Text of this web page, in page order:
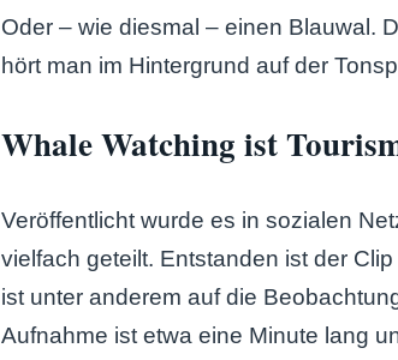
Oder – wie diesmal – einen Blauwal.
hört man im Hintergrund auf der
Whale Watching ist
Veröffentlicht wurde es in sozialen
vielfach geteilt. Entstanden ist der
ist unter anderem auf die
Aufnahme ist etwa eine Minute lang